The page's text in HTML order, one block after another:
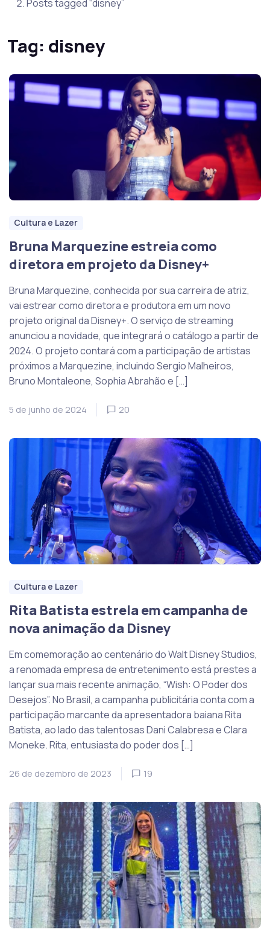
Posts tagged “disney”
Tag: disney
Cultura e Lazer
Bruna Marquezine estreia como
diretora em projeto da Disney+
Bruna Marquezine, conhecida por sua carreira de atriz,
vai estrear como diretora e produtora em um novo
projeto original da Disney+. O serviço de streaming
anunciou a novidade, que integrará o catálogo a partir de
2024. O projeto contará com a participação de artistas
próximos a Marquezine, incluindo Sergio Malheiros,
Bruno Montaleone, Sophia Abrahão e […]
5 de junho de 2024 20
Cultura e Lazer
Rita Batista estrela em campanha de
nova animação da Disney
Em comemoração ao centenário do Walt Disney Studios,
a renomada empresa de entretenimento está prestes a
lançar sua mais recente animação, “Wish: O Poder dos
Desejos”. No Brasil, a campanha publicitária conta com a
participação marcante da apresentadora baiana Rita
Batista, ao lado das talentosas Dani Calabresa e Clara
Moneke. Rita, entusiasta do poder dos […]
26 de dezembro de 2023 19